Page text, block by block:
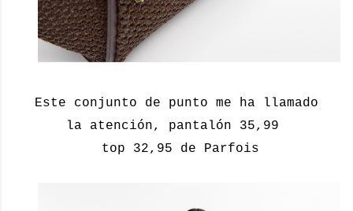
Este conjunto de punto me ha llamado
la atención, pantalón 35,99
top 32,95 de Parfois